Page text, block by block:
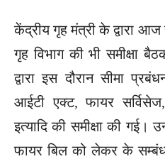
केंद्रीय गृह मंत्री के द्वारा आज
गृह विभाग की भी समीक्षा
द्वारा इस दौरान सीमा
आईटी एक्ट, फायर
इत्यादि की समीक्षा की गई।
फायर बिल को लेकर के सम्बंध